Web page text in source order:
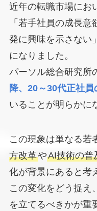
近年の転職市場にお
「若手社員の成長
発に興味を示さない
になりました。
パーソル総合研究所
降、20～30代正社
いることが明らかに
この現象は単なる若
方改革やAI技術の普
化が背景にあると考
この変化をどう捉え
を立てるべきかが重